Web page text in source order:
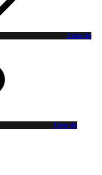
Liste de
Liste de